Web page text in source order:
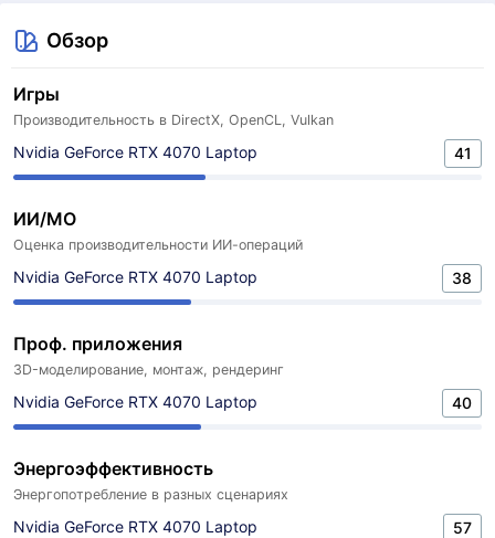
Обзор
Игры
Производительность в DirectX, OpenCL, Vulkan
Nvidia GeForce RTX 4070 Laptop 41
ИИ/МО
Оценка производительности ИИ-операций
Nvidia GeForce RTX 4070 Laptop 38
Проф. приложения
3D-моделирование, монтаж, рендеринг
Nvidia GeForce RTX 4070 Laptop 40
Энергоэффективность
Энергопотребление в разных сценариях
Nvidia GeForce RTX 4070 Laptop 57